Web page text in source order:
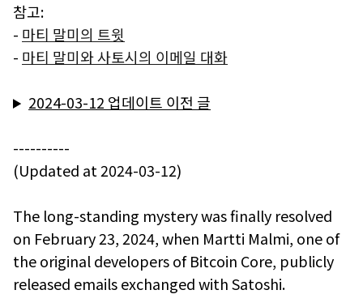
참고:
- 마티 말미의 트윗
- 마티 말미와 사토시의 이메일 대화
2024-03-12 업데이트 이전 글
----------
(Updated at 2024-03-12)
The long-standing mystery was finally resolved
on February 23, 2024, when Martti Malmi, one of
the original developers of Bitcoin Core, publicly
released emails exchanged with Satoshi.